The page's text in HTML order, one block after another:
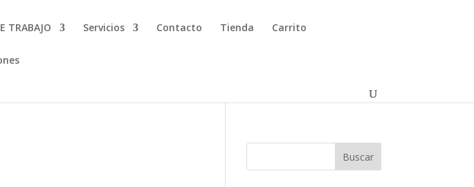
TRABAJO Servicios Contacto Tienda Carrito
Buscar